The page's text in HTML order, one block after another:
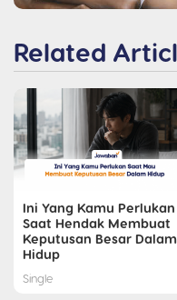
Related
Ini Yang Kamu Perlukan
Saat Hendak Membuat
Keputusan Besar Dalam
Hidup
Single